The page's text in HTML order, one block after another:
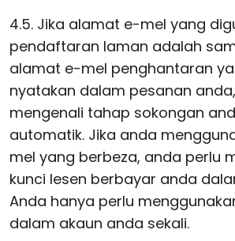
4.5. Jika alamat e-mel yang
pendaftaran laman adalah
alamat e-mel penghantaran
nyatakan dalam pesanan
mengenali tahap sokongan
automatik. Jika anda
mel yang berbeza, anda perlu
kunci lesen berbayar anda
Anda hanya perlu
dalam akaun anda sekali.